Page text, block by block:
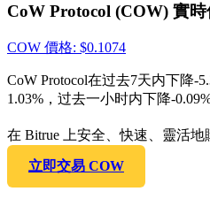
CoW Protocol (COW) 實
COW 價格: $0.1074
CoW Protocol在过去7天内下降-
1.03%，过去一小时内下降-0.09%
在 Bitrue 上安全、快速、靈活地
立即交易 COW